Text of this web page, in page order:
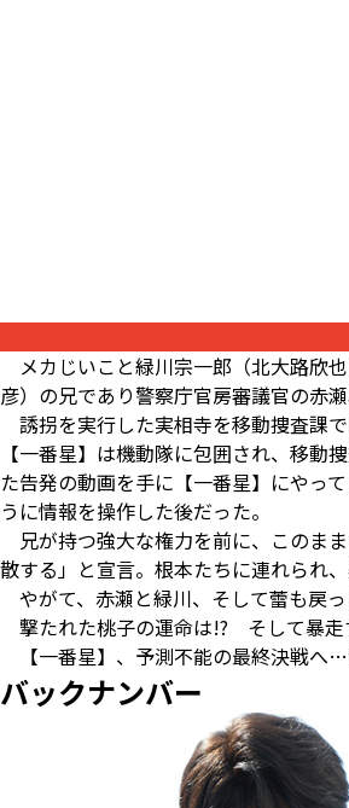
メカじいこと緑川宗一郎（北大路欣
彦）の兄であり警察庁官房審議官の赤
誘拐を実行した実相寺を移動捜査課
【一番星】は機動隊に包囲され、移
た告発の動画を手に【一番星】にやっ
うに情報を操作した後だった。
兄が持つ強大な権力を前に、このま
散する」と宣言。根本たちに連れられ
やがて、赤瀬と緑川、そして蕾も戻
撃たれた桃子の運命は!? そして暴走
【一番星】、予測不能の最終決戦へ…
バックナンバー